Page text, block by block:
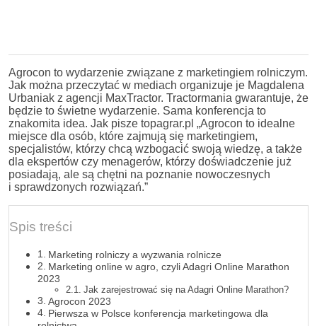
Agrocon to wydarzenie związane z marketingiem rolniczym.
Jak można przeczytać w mediach organizuje je Magdalena
Urbaniak z agencji MaxTractor. Tractormania gwarantuje, że
będzie to świetne wydarzenie. Sama konferencja to
znakomita idea. Jak pisze topagrar.pl „Agrocon to idealne
miejsce dla osób, które zajmują się marketingiem,
specjalistów, którzy chcą wzbogacić swoją wiedzę, a także
dla ekspertów czy menagerów, którzy doświadczenie już
posiadają, ale są chętni na poznanie nowoczesnych
i sprawdzonych rozwiązań.”
Spis treści
Marketing rolniczy a wyzwania rolnicze
Marketing online w agro, czyli Adagri Online Marathon
2023
Jak zarejestrować się na Adagri Online Marathon?
Agrocon 2023
Pierwsza w Polsce konferencja marketingowa dla